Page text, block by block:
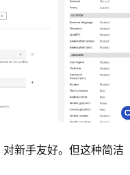
对新手友好。但这种简洁